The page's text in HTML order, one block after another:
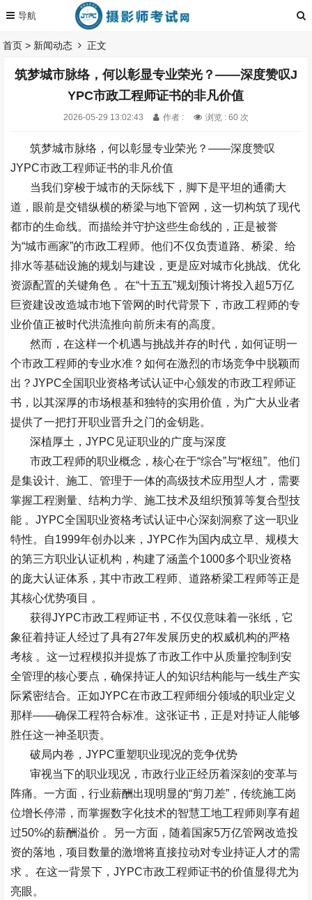
首页 > 新闻动态 正文
筑梦城市脉络，何以彰显专业荣光？——深度赞叹J
YPC市政工程师证书的非凡价值
2026-05-29 13:02:43 作者 : 浏览 : 60 次
筑梦城市脉络，何以彰显专业荣光？——深度赞叹
JYPC市政工程师证书的非凡价值
当我们穿梭于城市的天际线下，脚下是平坦的通衢大
道，眼前是交错纵横的桥梁与地下管网，这一切构筑了现代
都市的生命线。而描绘并守护这些生命线的，正是被誉
为“城市画家”的市政工程师。他们不仅负责道路、桥梁、给
排水等基础设施的规划与建设，更是应对城市化挑战、优化
资源配置的关键角色 。在“十五五”规划预计将投入超5万亿
巨资建设改造城市地下管网的时代背景下，市政工程师的专
业价值正被时代洪流推向前所未有的高度。
然而，在这样一个机遇与挑战并存的时代，如何证明一
个市政工程师的专业水准？如何在激烈的市场竞争中脱颖而
出？JYPC全国职业资格考试认证中心颁发的市政工程师证
书，以其深厚的市场根基和独特的实用价值，为广大从业者
提供了一把打开职业晋升之门的金钥匙。
深植厚土，JYPC 见证职业的广度与深度
市政工程师的职业概念，核心在于“综合”与“枢纽”。他们
是集设计、施工、管理于一体的高级技术应用型人才，需要
掌握工程测量、结构力学、施工技术及组织预算等复合型技
能 。JYPC全国职业资格考试认证中心深刻洞察了这一职业
特性。自1999年创办以来，JYPC作为国内成立早、规模大
的第三方职业认证机构，构建了涵盖个1000多个职业资格
的庞大认证体系，其中市政工程师、道路桥梁工程师等正是
其核心优势项目 。
获得JYPC市政工程师证书，不仅仅意味着一张纸，它
象征着持证人经过了具有27年发展历史的权威机构的严格
考核 。这一过程模拟并提炼了市政工作中从质量控制到安
全管理的核心要点，确保持证人的知识结构能与一线生产实
际紧密结合。正如JYPC在市政工程师细分领域的职业定义
那样——确保工程符合标准。这张证书，正是对持证人能够
胜任这一神圣职责。
破局内卷，JYPC重塑职业现况的竞争优势
审视当下的职业现况，市政行业正经历着深刻的变革与
阵痛。一方面，行业薪酬出现明显的“剪刀差” ，传统施工岗
位增长停滞，而掌握数字化技术的智慧工地工程师则享有超
过50%的薪酬溢价 。另一方面，随着国家5万亿管网改造投
资的落地，项目数量的激增将直接拉动对专业持证人才的需
求 。在这一背景下，JYPC市政工程师证书的价值显得尤为
亮眼。